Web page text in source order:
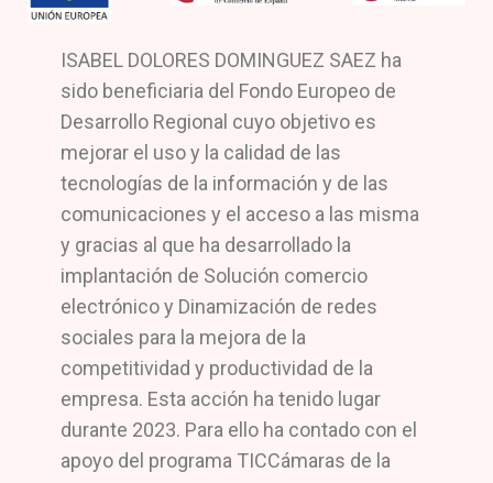
ISABEL DOLORES DOMINGUEZ SAEZ ha
sido beneficiaria del Fondo Europeo de
Desarrollo Regional cuyo objetivo es
mejorar el uso y la calidad de las
tecnologías de la información y de las
comunicaciones y el acceso a las misma
y gracias al que ha desarrollado la
implantación de Solución comercio
electrónico y Dinamización de redes
sociales para la mejora de la
competitividad y productividad de la
empresa. Esta acción ha tenido lugar
durante 2023. Para ello ha contado con el
apoyo del programa TICCámaras de la